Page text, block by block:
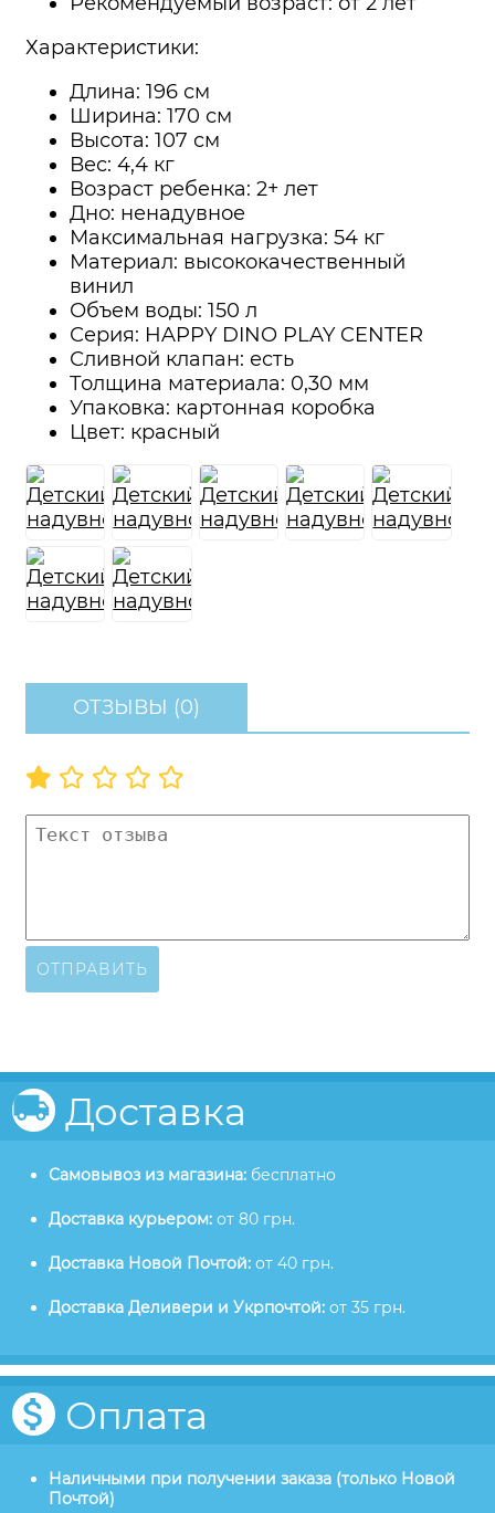
Характеристики:
Длина: 196 см
Ширина: 170 см
Высота: 107 см
Вес: 4,4 кг
Возраст ребенка: 2+ лет
Дно: ненадувное
Максимальная нагрузка: 54 кг
Материал: высококачественный
винил
Объем воды: 150 л
Серия: HAPPY DINO PLAY CENTER
Сливной клапан: есть
Толщина материала: 0,30 мм
Упаковка: картонная коробка
Цвет: красный
ОТЗЫВЫ (0)
ОТПРАВИТЬ
Доставка
Самовывоз из магазина: бесплатно
Доставка курьером: от 80 грн.
Доставка Новой Почтой: от 40 грн.
Доставка Деливери и Укрпочтой: от 35 грн.
Оплата
Наличными при получении заказа (только Новой
Почтой)